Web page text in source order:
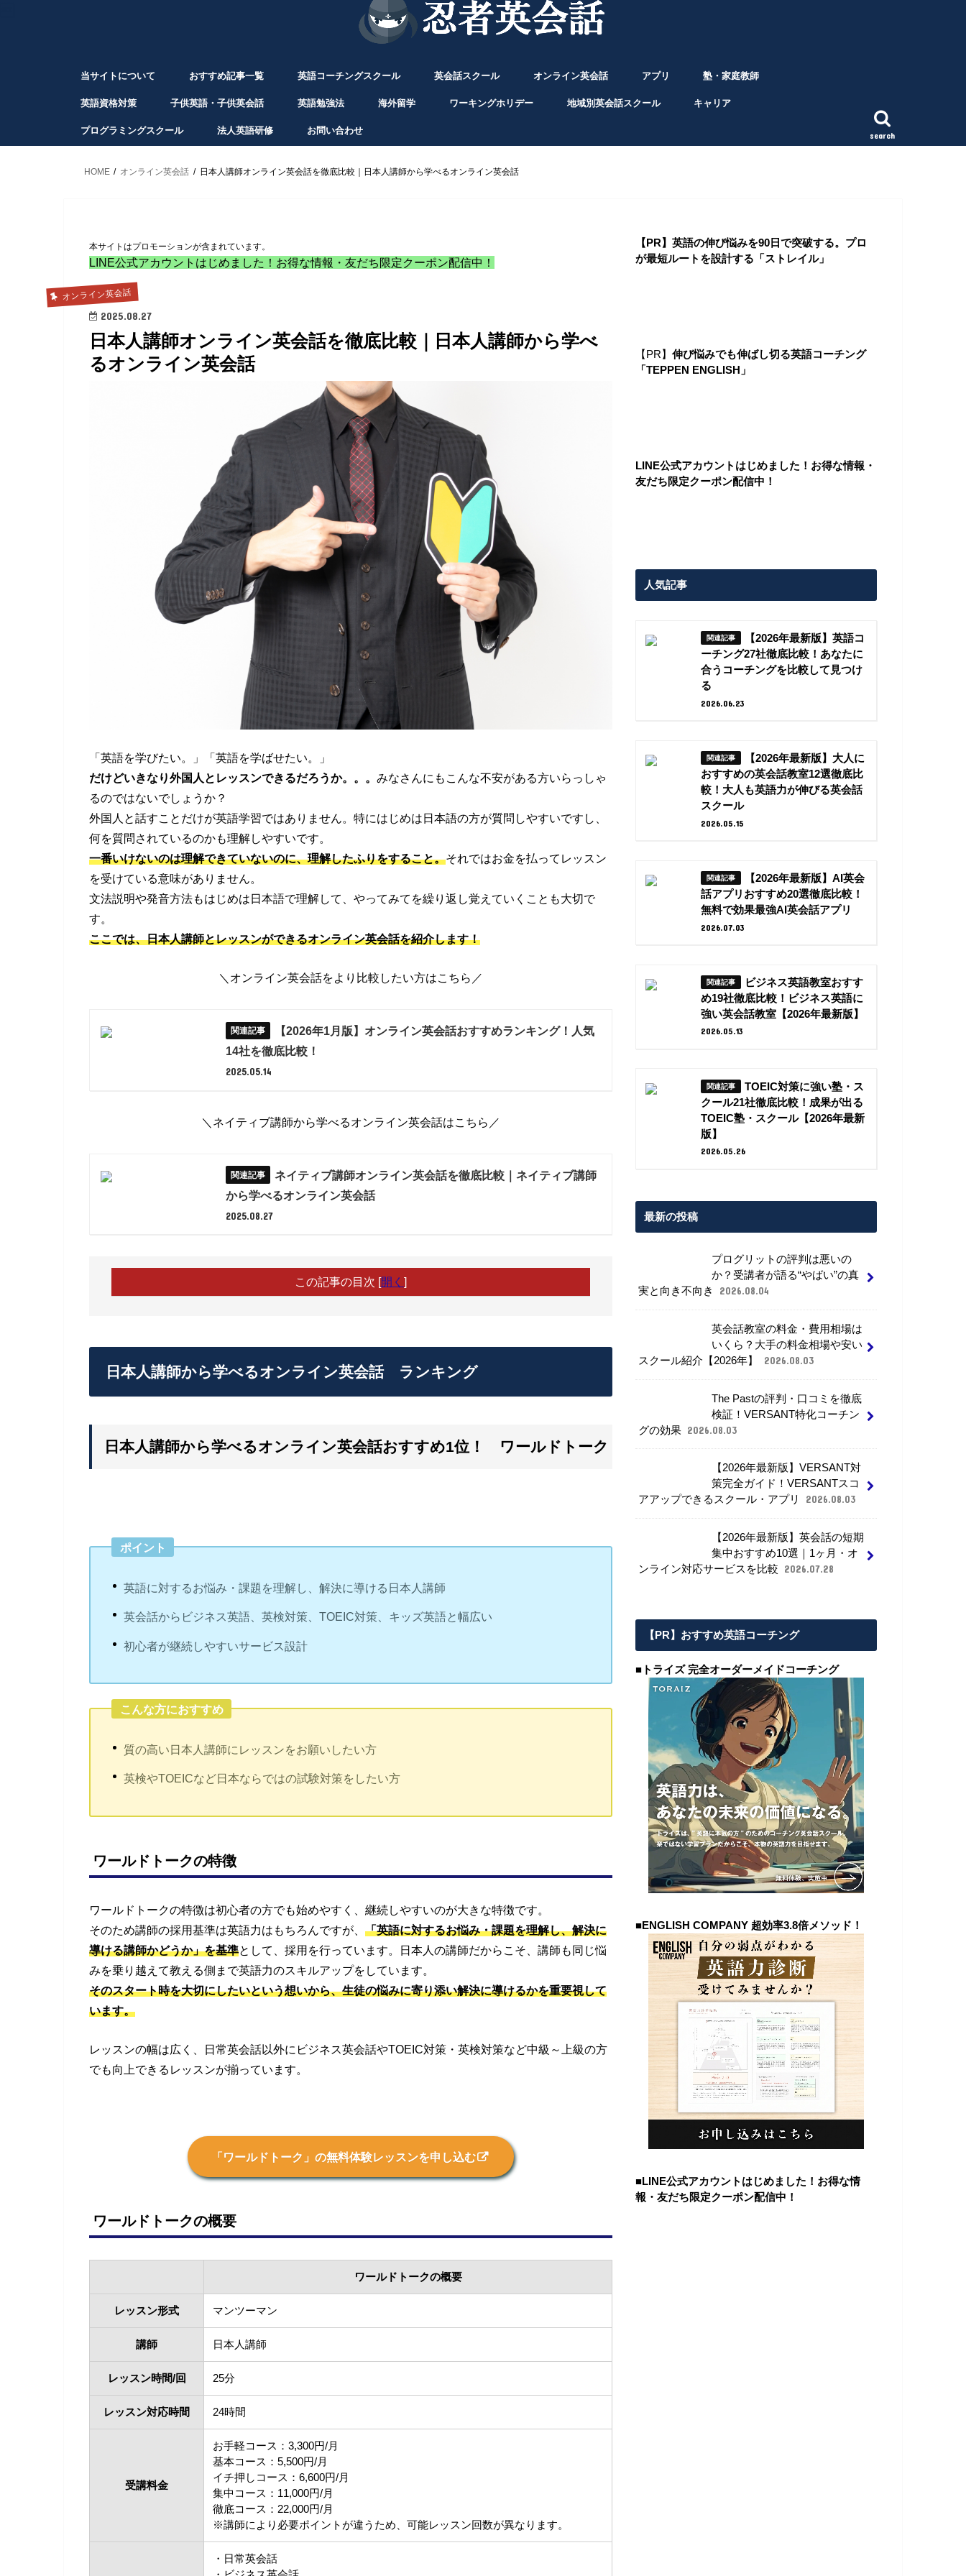
search
当サイトについて おすすめ記事一覧 英語コーチングスクール 英会話スクール オンライン英会話 アプリ 塾・家庭教師
英語資格対策 子供英語・子供英会話 英語勉強法 海外留学 ワーキングホリデー 地域別英会話スクール キャリア
プログラミングスクール 法人英語研修 お問い合わせ
HOME オンライン英会話 日本人講師オンライン英会話を徹底比較｜日本人講師から学べるオンライン英会話
本サイトはプロモーションが含まれています。
LINE公式アカウントはじめました！お得な情報・友だち限定クーポン配信中！
オンライン英会話
2025.08.27
日本人講師オンライン英会話を徹底比較｜日本人講師から学べ
るオンライン英会話
「英語を学びたい。」「英語を学ばせたい。」
だけどいきなり外国人とレッスンできるだろうか。。。 みなさんにもこんな不安がある方いらっしゃ
るのではないでしょうか？
外国人と話すことだけが英語学習ではありません。特にはじめは日本語の方が質問しやすいですし、
何を質問されているのかも理解しやすいです。
一番いけないのは理解できていないのに、理解したふりをすること。それではお金を払ってレッスン
を受けている意味がありません。
文法説明や発音方法もはじめは日本語で理解して、やってみてを繰り返し覚えていくことも大切で
す。
ここでは、日本人講師とレッスンができるオンライン英会話を紹介します！
＼オンライン英会話をより比較したい方はこちら／
【2026年1月版】オンライン英会話おすすめランキング！人気
14社を徹底比較！
2025.05.14
＼ネイティブ講師から学べるオンライン英会話はこちら／
ネイティブ講師オンライン英会話を徹底比較｜ネイティブ講師
から学べるオンライン英会話
2025.08.27
この記事の目次 [開く ]
日本人講師から学べるオンライン英会話 ランキング
日本人講師から学べるオンライン英会話おすすめ1位！ ワールドトーク
ポイント
英語に対するお悩み・課題を理解し、解決に導ける日本人講師
英会話からビジネス英語、英検対策、TOEIC対策、キッズ英語と幅広い
初心者が継続しやすいサービス設計
こんな方におすすめ
質の高い日本人講師にレッスンをお願いしたい方
英検やTOEICなど日本ならではの試験対策をしたい方
ワールドトークの特徴
ワールドトークの特徴は初心者の方でも始めやすく、継続しやすいのが大きな特徴です。
そのため講師の採用基準は英語力はもちろんですが、 「英語に対するお悩み・課題を理解し、解決に
導ける講師かどうか」を基準として、採用を行っています。日本人の講師だからこそ、講師も同じ悩
みを乗り越えて教える側まで英語力のスキルアップをしています。
そのスタート時を大切にしたいという想いから、生徒の悩みに寄り添い解決に導けるかを重要視して
います。
レッスンの幅は広く、日常英会話以外にビジネス英会話やTOEIC対策・英検対策など中級～上級の方
でも向上できるレッスンが揃っています。
「ワールドトーク」の無料体験レッスンを申し込む
ワールドトークの概要
ワールドトークの概要
レッスン形式 マンツーマン
講師 日本人講師
レッスン時間/回 25分
レッスン対応時間 24時間
受講料金
お手軽コース：3,300円/月
基本コース：5,500円/月
イチ押しコース：6,600円/月
集中コース：11,000円/月
徹底コース：22,000円/月
※講師により必要ポイントが違うため、可能レッスン回数が異なります。
・日常英会話
【PR】英語の伸び悩みを90日で突破する。プロ
が最短ルートを設計する「ストレイル」
【PR】 伸び悩みでも伸ばし切る英語コーチング
「TEPPEN ENGLISH」
LINE公式アカウントはじめました！お得な情報・
友だち限定クーポン配信中！
人気記事
【2026年最新版】英語コ
ーチング27社徹底比較！あなたに
合うコーチングを比較して見つけ
る
2026.06.23
【2026年最新版】大人に
おすすめの英会話教室12選徹底比
較！大人も英語力が伸びる英会話
スクール
2026.05.15
【2026年最新版】AI英会
話アプリおすすめ20選徹底比較！
無料で効果最強AI英会話アプリ
2026.07.03
ビジネス英語教室おすす
め19社徹底比較！ビジネス英語に
強い英会話教室【2026年最新版】
2026.05.13
TOEIC対策に強い塾・ス
クール21社徹底比較！成果が出る
TOEIC塾・スクール【2026年最新
版】
2026.05.26
最新の投稿
プログリットの評判は悪いの
か？受講者が語る“やばい”の真
実と向き不向き
2026.08.04
英会話教室の料金・費用相場は
いくら？大手の料金相場や安い
スクール紹介【2026年】
2026.08.03
The Pastの評判・口コミを徹底
検証！VERSANT特化コーチン
グの効果 2026.08.03
【2026年最新版】VERSANT対
策完全ガイド！VERSANTスコ
アアップできるスクール・アプリ
2026.08.03
【2026年最新版】英会話の短期
集中おすすめ10選｜1ヶ月・オ
ンライン対応サービスを比較
2026.07.28
【PR】おすすめ英語コーチング
■トライズ 完全オーダーメイドコーチング
■ENGLISH COMPANY 超効率3.8倍メソッド！
■LINE公式アカウントはじめました！お得な情
報・友だち限定クーポン配信中！